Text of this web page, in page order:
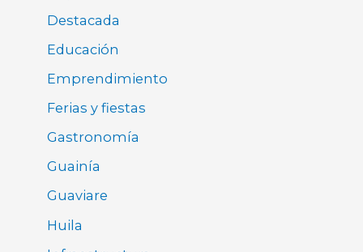
Destacada
Educación
Emprendimiento
Ferias y fiestas
Gastronomía
Guainía
Guaviare
Huila